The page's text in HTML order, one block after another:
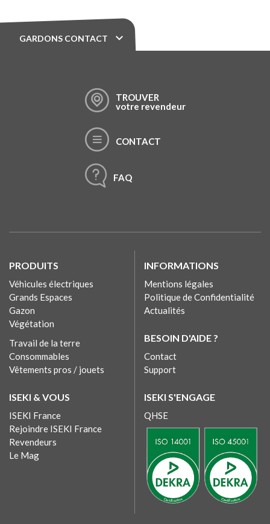
GARDONS CONTACT
TROUVER
votre revendeur
CONTACT
FAQ
PRODUITS
Véhicules électriques
Grands Espaces
Gazon
Végétation
Travail de la terre
Consommables
Vêtements pros / jouets
ISEKI & VOUS
ISEKI France
Rejoindre ISEKI France
Revendeurs
Le Mag
INFORMATIONS
Mentions légales
Politique de Confidentialité
Actualités
BESOIN D'AIDE ?
Contact
Support
ISEKI S'ENGAGE
QHSE